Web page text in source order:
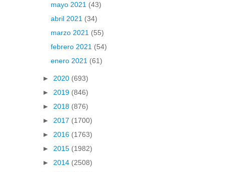
mayo 2021 (43)
abril 2021 (34)
marzo 2021 (55)
febrero 2021 (54)
enero 2021 (61)
► 2020 (693)
► 2019 (846)
► 2018 (876)
► 2017 (1700)
► 2016 (1763)
► 2015 (1982)
► 2014 (2508)